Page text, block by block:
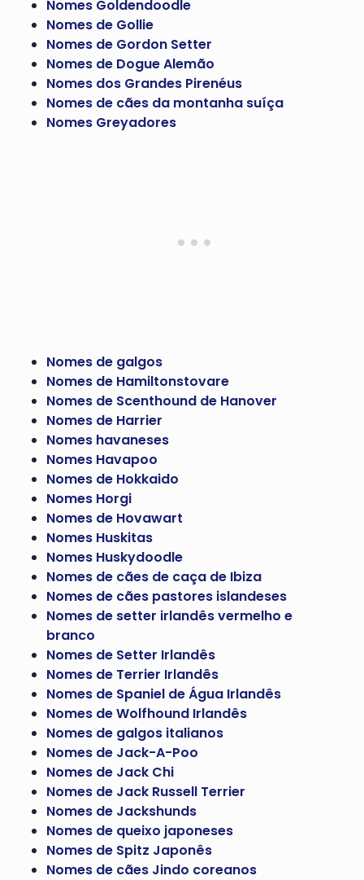
Nomes Goldendoodle
Nomes de Gollie
Nomes de Gordon Setter
Nomes de Dogue Alemão
Nomes dos Grandes Pirenéus
Nomes de cães da montanha suíça
Nomes Greyadores
Nomes de galgos
Nomes de Hamiltonstovare
Nomes de Scenthound de Hanover
Nomes de Harrier
Nomes havaneses
Nomes Havapoo
Nomes de Hokkaido
Nomes Horgi
Nomes de Hovawart
Nomes Huskitas
Nomes Huskydoodle
Nomes de cães de caça de Ibiza
Nomes de cães pastores islandeses
Nomes de setter irlandês vermelho e
branco
Nomes de Setter Irlandês
Nomes de Terrier Irlandês
Nomes de Spaniel de Água Irlandês
Nomes de Wolfhound Irlandês
Nomes de galgos italianos
Nomes de Jack-A-Poo
Nomes de Jack Chi
Nomes de Jack Russell Terrier
Nomes de Jackshunds
Nomes de queixo japoneses
Nomes de Spitz Japonês
Nomes de cães Jindo coreanos